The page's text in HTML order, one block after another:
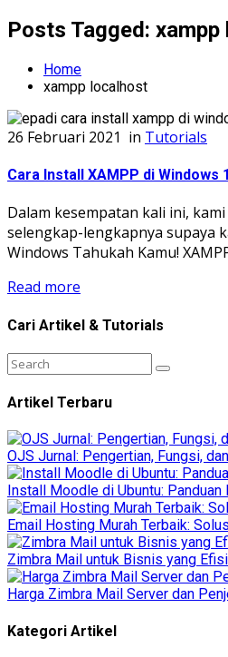
Posts Tagged:
Home
xampp localhost
26 Februari 2021 in Tutorials
Cara Install XAMPP di Windows
Dalam kesempatan kali ini,
selengkap-lengkapnya supaya
Windows Tahukah Kamu!
Read more
Cari Artikel & Tutorials
Artikel Terbaru
OJS Jurnal: Pengertian, Fungsi,
Install Moodle di Ubuntu: Panduan
Email Hosting Murah Terbaik:
Zimbra Mail untuk Bisnis yang
Harga Zimbra Mail Server dan
Kategori Artikel